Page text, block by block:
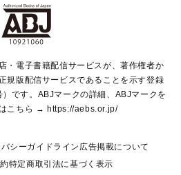
ス
Times Style Magazine
ズ
HERITAGE
・電子書籍配信サービスが、著作権者か
規版配信サービスであることを示す登録
です。ABJマークの詳細、ABJマークを
こちら → https://aebs.or.jp/
シーガイドライン 広告掲載について
特定商取引法に基づく表示